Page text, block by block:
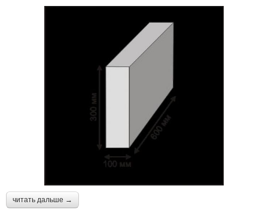
читать дальше →